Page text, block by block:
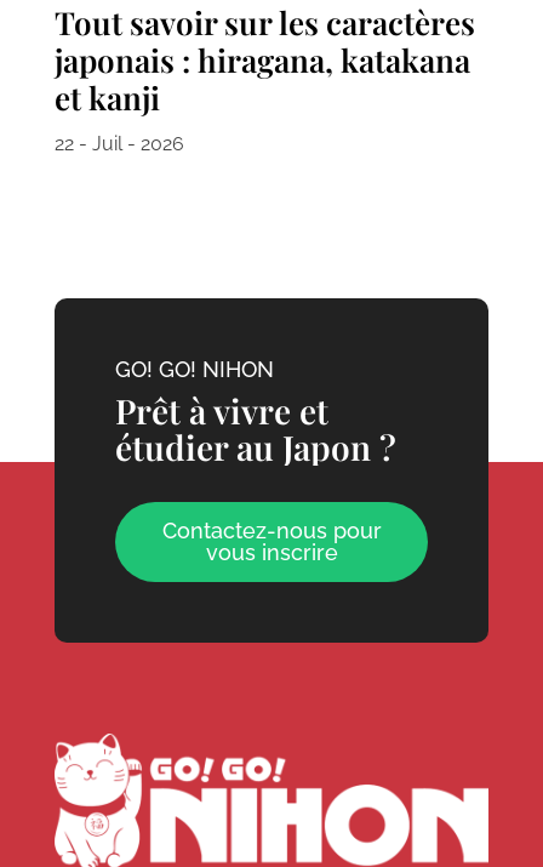
Tout savoir sur les caractères
japonais : hiragana, katakana
et kanji
22 - Juil - 2026
GO! GO! NIHON
Prêt à vivre et
étudier au Japon ?
Contactez-nous pour
vous inscrire